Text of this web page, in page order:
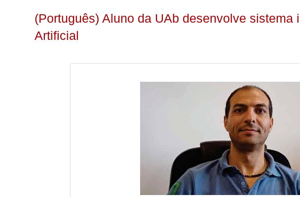
(Português) Aluno da UAb desenvolve sistema
Artificial